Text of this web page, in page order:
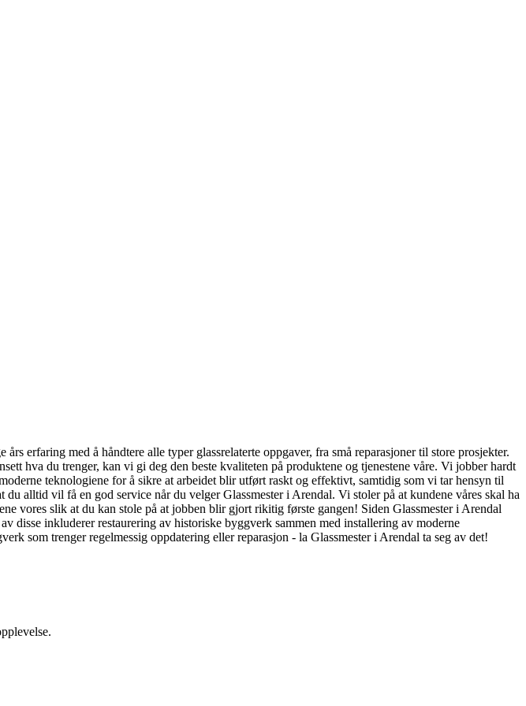
erfaring med å håndtere alle typer glassrelaterte oppgaver, fra små reparasjoner til store prosjekter.
hva du trenger, kan vi gi deg den beste kvaliteten på produktene og tjenestene våre. Vi jobber hardt
teknologiene for å sikre at arbeidet blir utført raskt og effektivt, samtidig som vi tar hensyn til
alltid vil få en god service når du velger Glassmester i Arendal. Vi stoler på at kundene våres skal ha
vores slik at du kan stole på at jobben blir gjort rikitig første gangen! Siden Glassmester i Arendal
disse inkluderer restaurering av historiske byggverk sammen med installering av moderne
som trenger regelmessig oppdatering eller reparasjon - la Glassmester i Arendal ta seg av det!